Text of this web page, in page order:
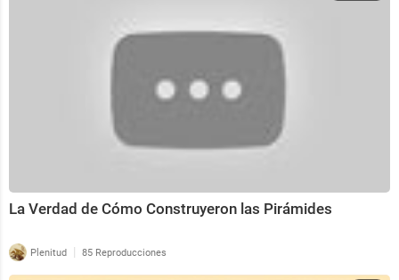
La Verdad de Cómo Construyeron las Pirámides
Plenitud | 85 Reproducciones